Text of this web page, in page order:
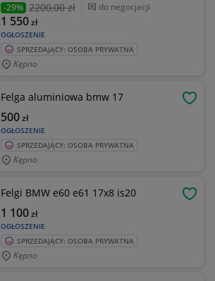
-29% 2200,00 zł do negocjacji
OGŁOSZENIE
1 550zł
SPRZEDAJĄCY: OSOBA PRYWATNA
Kępno
Felga aluminiowa bmw 17
OGŁOSZENIE
500zł
SPRZEDAJĄCY: OSOBA PRYWATNA
Kępno
Felgi BMW e60 e61 17x8 is20
OGŁOSZENIE
1 100zł
SPRZEDAJĄCY: OSOBA PRYWATNA
Kępno